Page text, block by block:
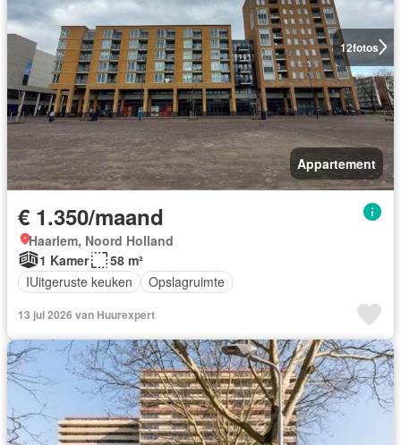
12fotos
Appartement
€ 1.350/maand
Haarlem, Noord Holland
1 Kamer
58 m²
IUitgeruste keuken
Opslagruimte
13 jul 2026 van Huurexpert